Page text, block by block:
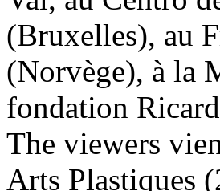
(Bruxelles), au
(Norvège), à la
fondation
The viewers
Arts Plastiques